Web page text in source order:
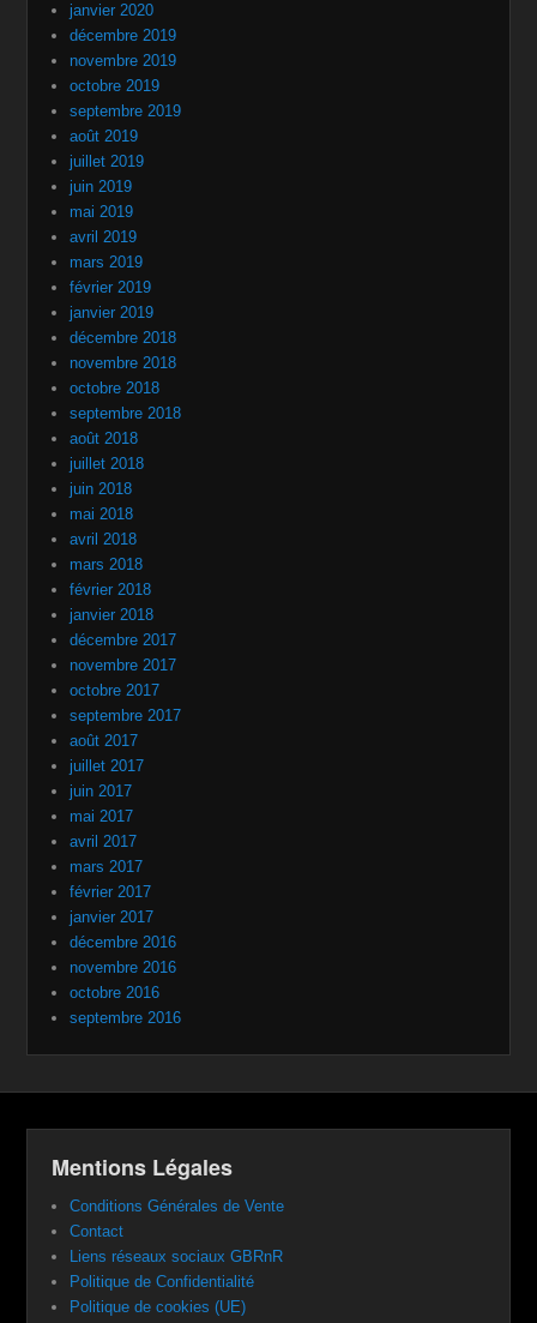
janvier 2020
décembre 2019
novembre 2019
octobre 2019
septembre 2019
août 2019
juillet 2019
juin 2019
mai 2019
avril 2019
mars 2019
février 2019
janvier 2019
décembre 2018
novembre 2018
octobre 2018
septembre 2018
août 2018
juillet 2018
juin 2018
mai 2018
avril 2018
mars 2018
février 2018
janvier 2018
décembre 2017
novembre 2017
octobre 2017
septembre 2017
août 2017
juillet 2017
juin 2017
mai 2017
avril 2017
mars 2017
février 2017
janvier 2017
décembre 2016
novembre 2016
octobre 2016
septembre 2016
Mentions Légales
Conditions Générales de Vente
Contact
Liens réseaux sociaux GBRnR
Politique de Confidentialité
Politique de cookies (UE)